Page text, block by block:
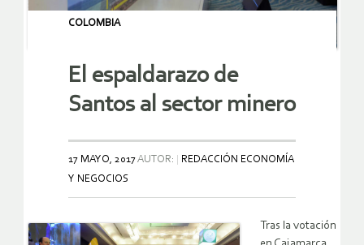
COLOMBIA
El espaldarazo de
Santos al sector minero
17 MAYO, 2017AUTOR:
REDACCIÓN ECONOMÍA
Y NEGOCIOS
Tras la votación